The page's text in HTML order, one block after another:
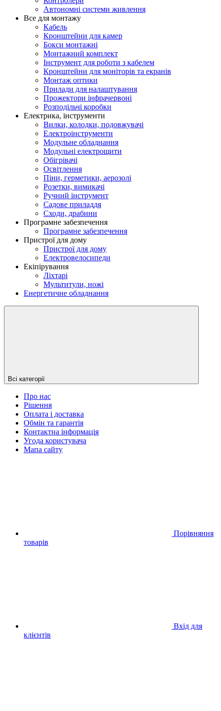
Автономні системи живлення
Все для монтажу
Кабель
Кронштейни для камер
Бокси монтажні
Монтажний комплект
Інструмент для роботи з кабелем
Кронштейни для моніторів та екранів
Монтаж оптики
Прилади для налаштування
Прожектори інфрачервоні
Розподільчі коробки
Електрика, інструменти
Вилки, колодки, подовжувачі
Електроінструменти
Модульне обладнання
Модульні електрощити
Обігрівачі
Освітлення
Піни, герметики, аерозолі
Розетки, вимикачі
Ручний інструмент
Садове приладдя
Сходи, драбини
Програмне забезпечення
Програмне забезпечення
Пристрої для дому
Пристрої для дому
Електровелосипеди
Екіпірування
Ліхтарі
Мультитули, ножі
Енергетичне обладнання
Всі категорії
Про нас
Рішення
Оплата і доставка
Обмін та гарантія
Контактна інформація
Угода користувача
Мапа сайту
Порівняння
товарів
Вхід для
клієнтів